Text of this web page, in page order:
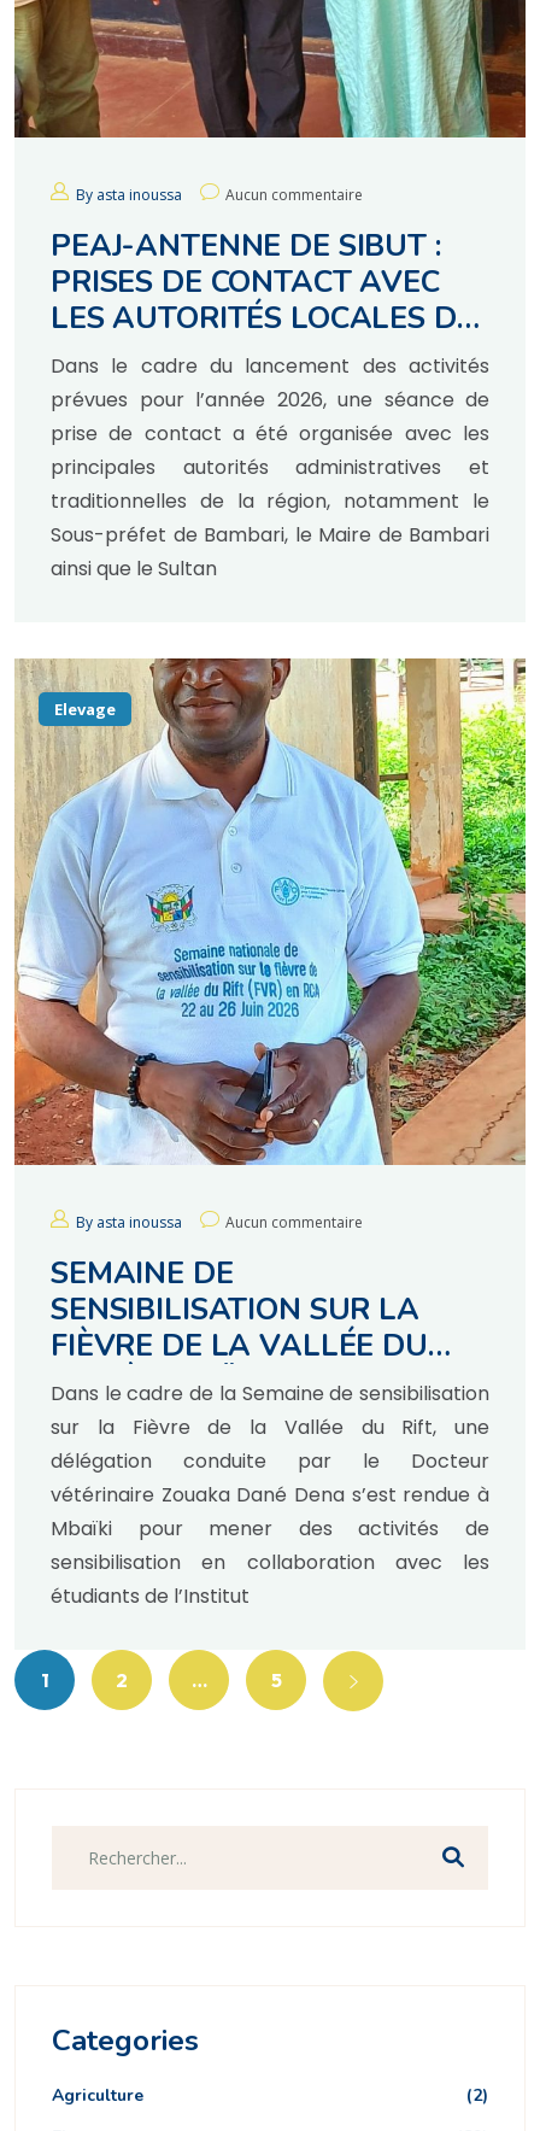
By asta inoussa Aucun commentaire
PEAJ-ANTENNE DE SIBUT :
PRISES DE CONTACT AVEC
LES AUTORITÉS LOCALES DE
BAMBARI ET DE CHIMBOLO I
Dans le cadre du lancement des activités
prévues pour l’année 2026, une séance de
prise de contact a été organisée avec les
principales autorités administratives et
traditionnelles de la région, notamment le
Sous-préfet de Bambari, le Maire de Bambari
ainsi que le Sultan
Elevage
By asta inoussa Aucun commentaire
SEMAINE DE
SENSIBILISATION SUR LA
FIÈVRE DE LA VALLÉE DU
RIFT À MBAÏKI
Dans le cadre de la Semaine de sensibilisation
sur la Fièvre de la Vallée du Rift, une
délégation conduite par le Docteur
vétérinaire Zouaka Dané Dena s’est rendue à
Mbaïki pour mener des activités de
sensibilisation en collaboration avec les
étudiants de l’Institut
1 2 … 5
Categories
Agriculture
(2)